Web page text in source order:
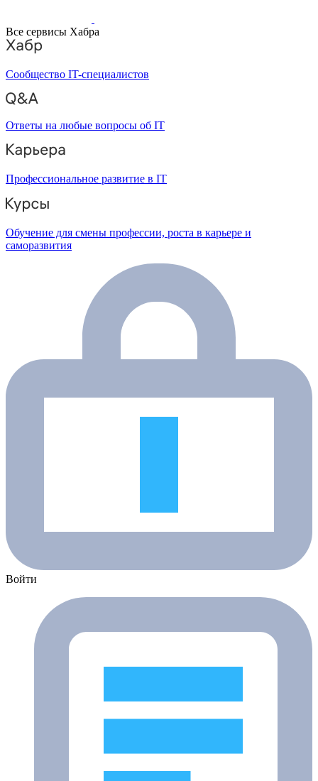
Все сервисы Хабра
Сообщество IT-специалистов
Ответы на любые вопросы об IT
Профессиональное развитие в IT
Обучение для смены профессии, роста в карьере и
саморазвития
Войти